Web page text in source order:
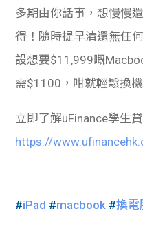
多期由你話事，想慢慢
得！隨時提早清還無任
設想要$11,999嘅
需$1100，咁就輕鬆換機
立即了解uFinance學生貸
https://
#iPad #macbook #換電